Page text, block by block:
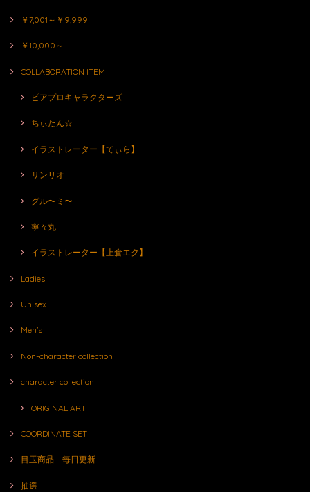
￥7,001～￥9,999
￥10,000～
COLLABORATION ITEM
ピアプロキャラクターズ
ちぃたん☆
イラストレーター【てぃら】
サンリオ
グル〜ミ〜
寧々丸
イラストレーター【上倉エク】
Ladies
Unisex
Men's
Non-character collection
character collection
ORIGINAL ART
COORDINATE SET
目玉商品 毎日更新
抽選